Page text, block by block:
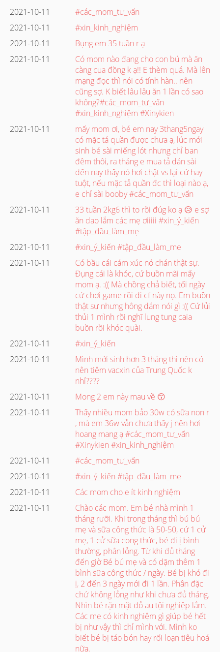
2021-10-11
#các_mom_tư_vấn
2021-10-11
#xin_kinh_nghiệm
2021-10-11
Bụng em 35 tuần r ạ
2021-10-11
Có mom nào đang cho con bú mà ăn
càng cua đồng k ạ!! E thèm quá. Mà lên
mạng đọc thì nói có tính hàn.. nên
cũng sợ. K biết lâu lâu ăn 1 lần có sao
không?#các_mom_tư_vấn
#xin_kinh_nghiệm #Xinykien
2021-10-11
mấy mom ơi, bé em nay 3thang5ngay
có mặc tả quần được chưa ạ, lúc mới
sinh bé sài miếng lót nhưng chỉ ban
đêm thôi, ra tháng e mua tả dán sài
đến nay thấy nó hơi chật vs lại cứ hay
tuột, nếu mặc tả quần đc thì loại nào ạ,
e chỉ sài booby #các_mom_tư_vấn
2021-10-11
33 tuần 2kg6 thì to rồi đúg ko ạ 😥 e sợ
ăn dao lắm các mẹ ơiiiii #xin_ý_kiến
#tập_đầu_làm_mẹ
2021-10-11
#xin_ý_kiến #tập_đầu_làm_mẹ
2021-10-11
Có bầu cái cảm xúc nó chán thật sự.
Đụng cái là khóc, cứ buồn mãi mấy
mom ạ. :(( Mà chồng chả biết, tối ngày
cứ chơi game rồi đi cf này nọ. Em buồn
thật sự nhưng hông dám nói gì :(( Cứ lủi
thủi 1 mình rồi nghĩ lung tung caia
buồn rồi khóc quài.
2021-10-11
#xin_ý_kiến
2021-10-11
Mình mới sinh hơn 3 tháng thì nên có
nên tiêm vacxin của Trung Quốc k
nhỉ????
2021-10-11
Mong 2 em này mau về 😙
2021-10-11
Thấy nhiều mom bảo 30w có sữa non r
, mà em 36w vẫn chưa thấy j nên hơi
hoang mang ạ #các_mom_tư_vấn
#Xinykien #xin_kinh_nghiệm
2021-10-11
#các_mom_tư_vấn
2021-10-11
#xin_ý_kiến #tập_đầu_làm_mẹ
2021-10-11
Các mom cho e ít kinh nghiệm
2021-10-11
Chào các mom. Em bé nhà mình 1
tháng rưỡi. Khi trong tháng thì bú bú
mẹ và sữa công thức là 50-50, cứ 1 cử
mẹ, 1 cử sữa cong thức, bé đi ị bình
thường, phân lỏng. Từ khi đủ tháng
đến giờ Bé bú mẹ và có dặm thêm 1
bình sữa công thức / ngày. Bé bị khó đi
ị, 2 đến 3 ngày mới đi 1 lần. Phân đặc
chứ không lỏng như khi chưa đủ tháng.
Nhìn bé rặn mặt đỏ au tội nghiệp lắm.
Các mẹ có kinh nghiệm gì giúp bé hết
bị như vậy thì chỉ mình với. Mình ko
biết bé bị táo bón hay rối loạn tiêu hoá
nữa.